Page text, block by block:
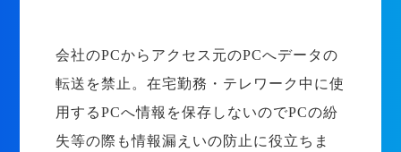
会社のPCからアクセス元のPCへデータの
転送を禁止。在宅勤務・テレワーク中に使
用するPCへ情報を保存しないのでPCの紛
失等の際も情報漏えいの防止に役立ちま